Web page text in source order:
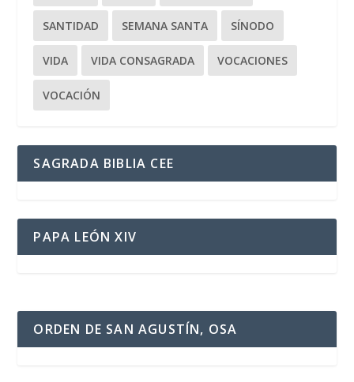
SANTIDAD SEMANA SANTA SÍNODO
VIDA VIDA CONSAGRADA VOCACIONES
VOCACIÓN
SAGRADA BIBLIA CEE
PAPA LEÓN XIV
ORDEN DE SAN AGUSTÍN, OSA